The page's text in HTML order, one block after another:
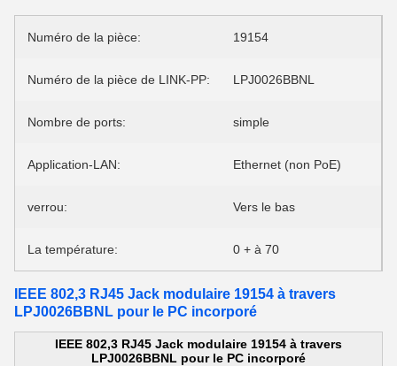
Numéro de la pièce: 19154
Numéro de la pièce de LINK-PP: LPJ0026BBNL
Nombre de ports: simple
Application-LAN: Ethernet (non PoE)
verrou: Vers le bas
La température: 0 + à 70
IEEE 802,3 RJ45 Jack modulaire 19154 à travers
LPJ0026BBNL pour le PC incorporé
IEEE 802,3 RJ45 Jack modulaire 19154 à travers
LPJ0026BBNL pour le PC incorporé